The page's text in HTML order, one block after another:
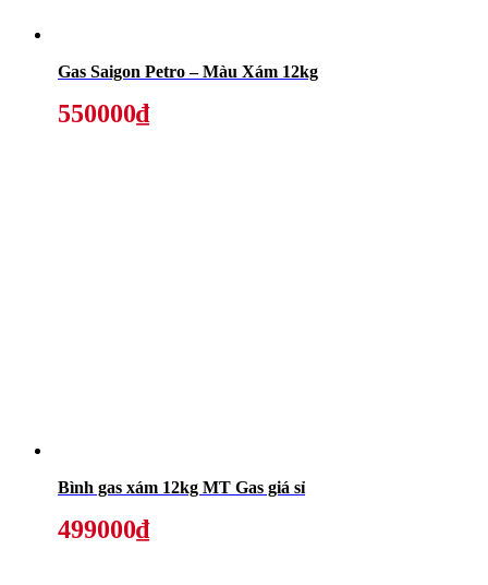
Gas Saigon Petro – Màu Xám 12kg
550000₫
Bình gas xám 12kg MT Gas giá sỉ
499000₫